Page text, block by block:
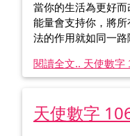
當你的生活為更好
能量會支持你，將
法的作用就如同一路
閱讀全文.. 天使數字
天使數字